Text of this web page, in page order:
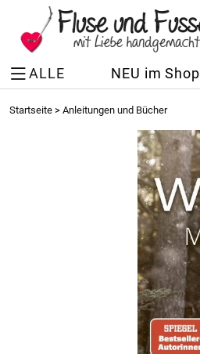
ALLE NEU im Shop
Startseite > Anleitungen und Bücher